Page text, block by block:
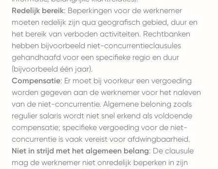
Redelijk bereik: Beperkingen voor de werknemer
moeten redelijk zijn qua geografisch gebied, duur en
het bereik van verboden activiteiten. Rechtbanken
hebben bijvoorbeeld niet-concurrentieclausules
gehandhaafd voor een specifieke regio en duur
(bijvoorbeeld één jaar).
Compensatie: Er moet bij voorkeur een vergoeding
worden gegeven aan de werknemer voor het naleven
van de niet-concurrentie. Algemene beloning zoals
regulier salaris wordt niet snel erkend als voldoende
compensatie; specifieke vergoeding voor de niet-
concurrentie is vaak vereist voor afdwingbaarheid.
Niet in strijd met het algemeen belang: De clausule
mag de werknemer niet onredelijk beperken in zijn